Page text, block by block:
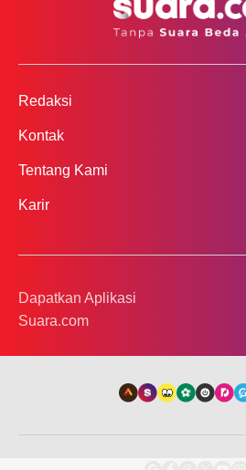
Redaksi
Kontak
Tentang Kami
Karir
Dapatkan Aplikasi
Suara.com